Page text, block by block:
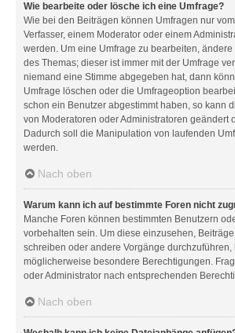
Wie bearbeite oder lösche ich eine Umfrage?
Wie bei den Beiträgen können Umfragen nur
Verfasser, einem Moderator oder einem
werden. Um eine Umfrage zu bearbeiten,
des Themas; dieser ist immer mit der Umfrage
niemand eine Stimme abgegeben hat, dann
Umfrage löschen oder die Umfrageoption
schon ein Benutzer abgestimmt haben, so kann
von Moderatoren oder Administratoren geändert
Dadurch soll die Manipulation von laufenden
werden.
Nach oben
Warum kann ich auf bestimmte Foren nicht
Manche Foren können bestimmten Benutzern
vorbehalten sein. Um diese einzusehen,
schreiben oder andere Vorgänge durchzuführen,
möglicherweise besondere Berechtigungen.
oder Administrator nach entsprechenden
Nach oben